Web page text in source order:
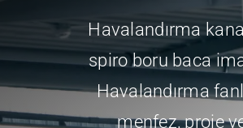
İletişim
Havalandırma
spiro boru baca
Havalandırma
menfez, proje